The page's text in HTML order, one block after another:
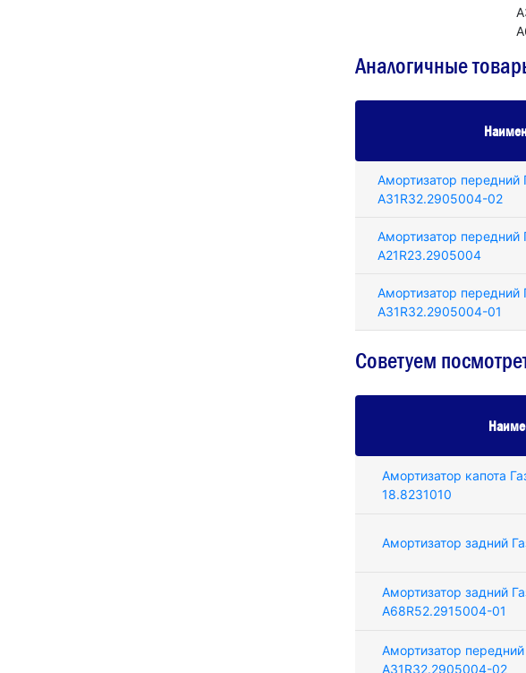
Аналогичные
Амортизатор передний
A31R32.2905004-02
Амортизатор передний
A21R23.2905004
Амортизатор передний
A31R32.2905004-01
Советуем
Амортизатор капота
18.8231010
Амортизатор задний
Амортизатор задний
A68R52.2915004-01
Амортизатор передний
A31R32.2905004-02